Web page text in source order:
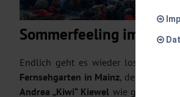
Sommerfeeling im ZDF-
Endlich geht es wieder los! Der
Fernsehgarten in Mainz, der für viele
Andrea „Kiwi“ Kiewel wie gewohnt